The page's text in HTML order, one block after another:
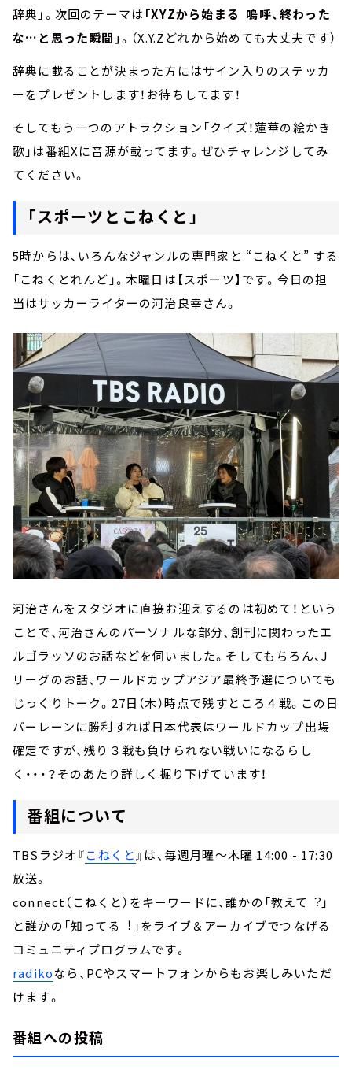
辞典」。次回のテーマは 「XYZから始まる 嗚呼、終わった
な…と思った瞬間」。（X.Y.Zどれから始めても大丈夫です）
辞典に載ることが決まった方にはサイン入りのステッカ
ーをプレゼントします！お待ちしてます！
そしてもう一つのアトラクション「クイズ！蓮華の絵かき
歌」は番組Xに音源が載ってます。ぜひチャレンジしてみ
てください。
「スポーツとこねくと」
5時からは、いろんなジャンルの専門家と “こねくと” する
「こねくとれんど」。木曜日は【スポーツ】です。今日の担
当はサッカーライターの河治良幸さん。
河治さんをスタジオに直接お迎えするのは初めて！という
ことで、河治さんのパーソナルな部分、創刊に関わったエ
ルゴラッソのお話などを伺いました。そしてもちろん、J
リーグのお話、ワールドカップアジア最終予選についても
じっくりトーク。27日（木）時点で残すところ４戦。この日
バーレーンに勝利すれば日本代表はワールドカップ出場
確定ですが、残り３戦も負けられない戦いになるらし
く・・・？そのあたり詳しく掘り下げています！
番組について
TBSラジオ『こねくと 』は、毎週月曜～木曜 14:00 - 17:30
放送。
connect（こねくと）をキーワードに、誰かの「教えて︖」
と誰かの「知ってる︕」をライブ＆アーカイブでつなげる
コミュニティプログラムです。
radikoなら、PCやスマートフォンからもお楽しみいただ
けます。
番組への投稿